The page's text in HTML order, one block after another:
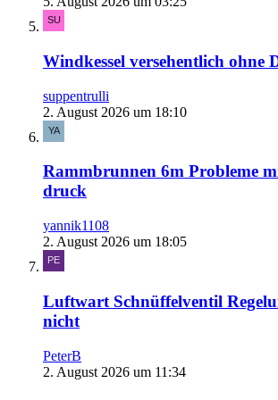
Windkessel versehentlich ohne
suppentrulli
2. August 2026 um 18:10
Rammbrunnen 6m Probleme
druck
yannik1108
2. August 2026 um 18:05
Luftwart Schnüffelventil
nicht
PeterB
2. August 2026 um 11:34